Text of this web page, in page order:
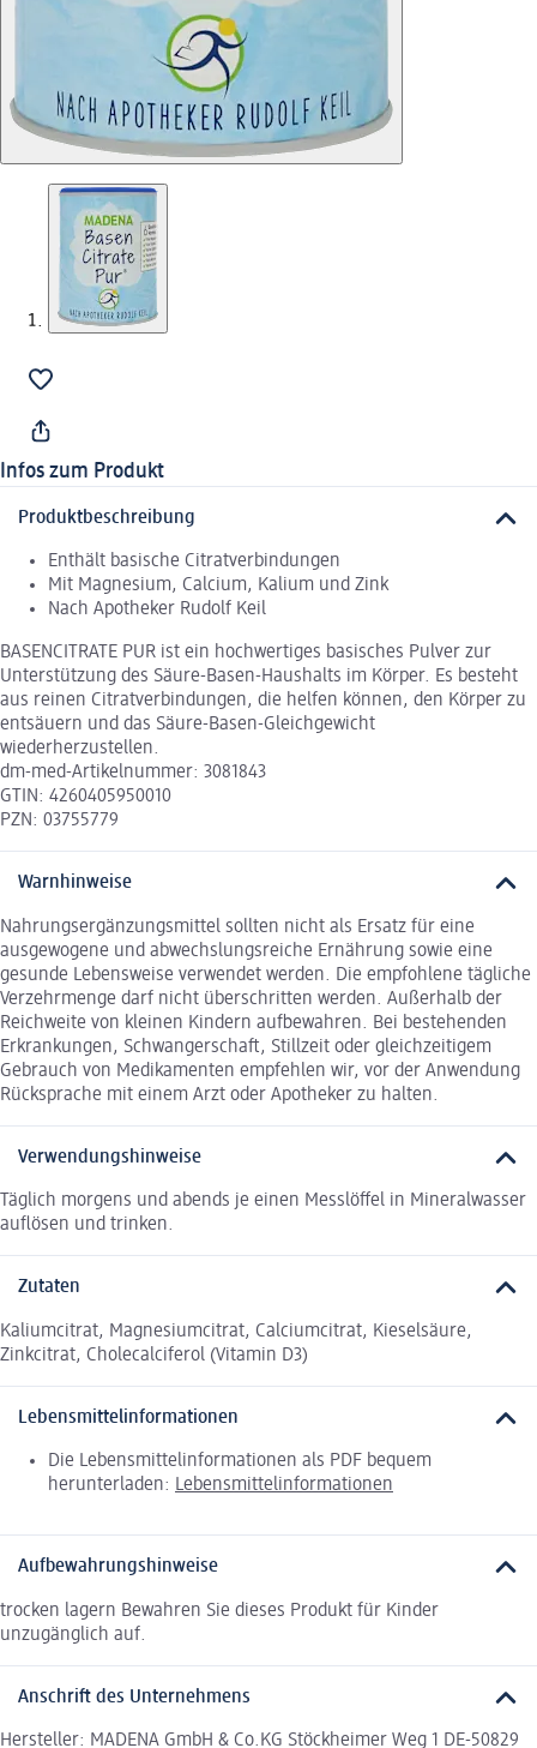
Infos zum Produkt
Produktbeschreibung
Enthält basische Citratverbindungen
Mit Magnesium, Calcium, Kalium und Zink
Nach Apotheker Rudolf Keil
BASENCITRATE PUR ist ein hochwertiges basisches Pulver zur
Unterstützung des Säure-Basen-Haushalts im Körper. Es besteht
aus reinen Citratverbindungen, die helfen können, den Körper zu
entsäuern und das Säure-Basen-Gleichgewicht
wiederherzustellen.
dm-med-Artikelnummer: 3081843
GTIN: 4260405950010
PZN: 03755779
Warnhinweise
Nahrungsergänzungsmittel sollten nicht als Ersatz für eine
ausgewogene und abwechslungsreiche Ernährung sowie eine
gesunde Lebensweise verwendet werden. Die empfohlene tägliche
Verzehrmenge darf nicht überschritten werden. Außerhalb der
Reichweite von kleinen Kindern aufbewahren. Bei bestehenden
Erkrankungen, Schwangerschaft, Stillzeit oder gleichzeitigem
Gebrauch von Medikamenten empfehlen wir, vor der Anwendung
Rücksprache mit einem Arzt oder Apotheker zu halten.
Verwendungshinweise
Täglich morgens und abends je einen Messlöffel in Mineralwasser
auflösen und trinken.
Zutaten
Kaliumcitrat, Magnesiumcitrat, Calciumcitrat, Kieselsäure,
Zinkcitrat, Cholecalciferol (Vitamin D3)
Lebensmittelinformationen
Die Lebensmittelinformationen als PDF bequem
herunterladen: Lebensmittelinformationen
Aufbewahrungshinweise
trocken lagern Bewahren Sie dieses Produkt für Kinder
unzugänglich auf.
Anschrift des Unternehmens
Hersteller: MADENA GmbH & Co.KG Stöckheimer Weg 1 DE-50829